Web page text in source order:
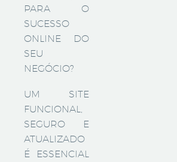
PARA O
SUCESSO
ONLINE DO
SEU
NEGÓCIO?
UM SITE
FUNCIONAL,
SEGURO E
ATUALIZADO
É ESSENCIAL